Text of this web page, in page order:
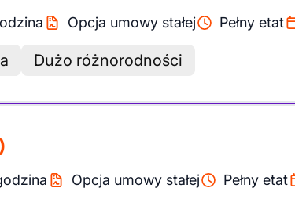
Opcja umowy stałej Pełny etat
Dużo różnorodności
Opcja umowy stałej Pełny etat